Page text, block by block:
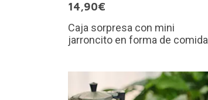
14,90€
Caja sorpresa con mini
jarroncito en forma de comida